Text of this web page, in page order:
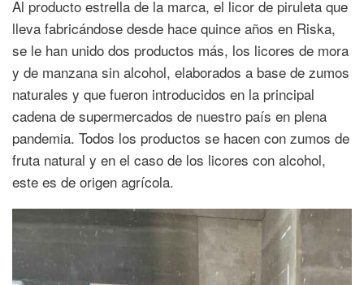
Al producto estrella de la marca, el licor de piruleta que
lleva fabricándose desde hace quince años en Riska,
se le han unido dos productos más, los licores de mora
y de manzana sin alcohol, elaborados a base de zumos
naturales y que fueron introducidos en la principal
cadena de supermercados de nuestro país en plena
pandemia. Todos los productos se hacen con zumos de
fruta natural y en el caso de los licores con alcohol,
este es de origen agrícola.